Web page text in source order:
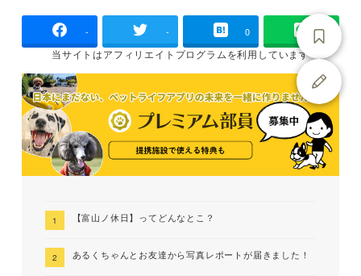
- - 0
当サイトはアフィリエイトプログラムを利用しています
【富山ノ休日】ってどんなとこ？
あるくちゃんとお友達から写真レポートが届きました！